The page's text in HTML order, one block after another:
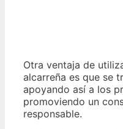
Otra ventaja de
alcarreña es que se
apoyando así a los
promoviendo un
responsable.